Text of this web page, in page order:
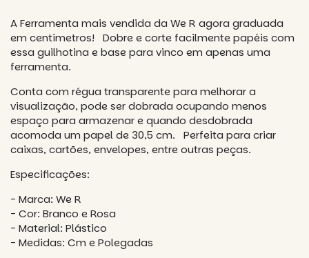
A Ferramenta mais vendida da We R agora graduada
em centímetros! Dobre e corte facilmente papéis com
essa guilhotina e base para vinco em apenas uma
ferramenta.
Conta com régua transparente para melhorar a
visualização, pode ser dobrada ocupando menos
espaço para armazenar e quando desdobrada
acomoda um papel de 30,5 cm. Perfeita para criar
caixas, cartões, envelopes, entre outras peças.
Especificações:
- Marca: We R
- Cor: Branco e Rosa
- Material: Plástico
- Medidas: Cm e Polegadas